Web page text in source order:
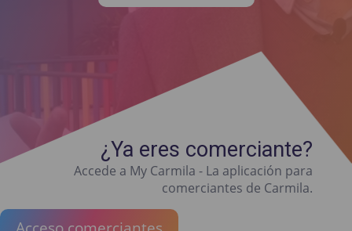
¿Ya eres comerciante?
Accede a My Carmila - La aplicación para
comerciantes de Carmila.